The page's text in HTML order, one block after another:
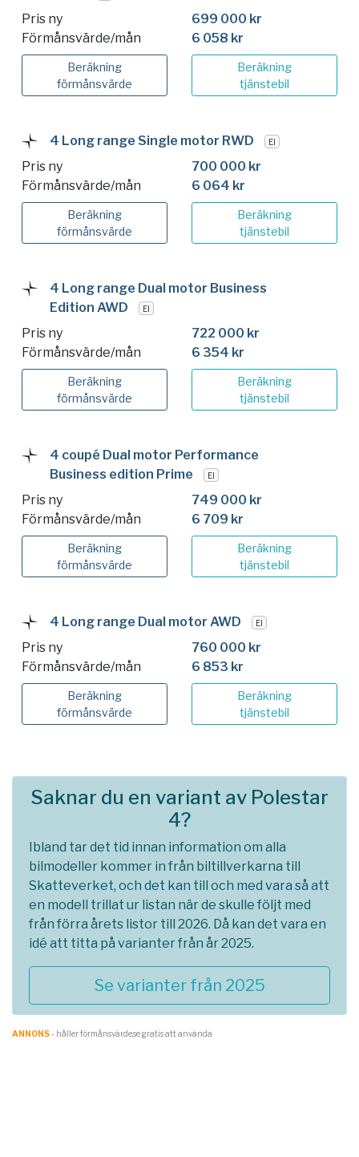
Pris ny
699 000 kr
Förmånsvärde/mån
6 058 kr
Beräkning
förmånsvärde
Beräkning
tjänstebil
4 Long range Single motor RWD El
Pris ny
700 000 kr
Förmånsvärde/mån
6 064 kr
Beräkning
förmånsvärde
Beräkning
tjänstebil
4 Long range Dual motor Business
Edition AWD
El
Pris ny
722 000 kr
Förmånsvärde/mån
6 354 kr
Beräkning
förmånsvärde
Beräkning
tjänstebil
4 coupé Dual motor Performance
Business edition Prime
El
Pris ny
749 000 kr
Förmånsvärde/mån
6 709 kr
Beräkning
förmånsvärde
Beräkning
tjänstebil
4 Long range Dual motor AWD El
Pris ny
760 000 kr
Förmånsvärde/mån
6 853 kr
Beräkning
förmånsvärde
Beräkning
tjänstebil
Saknar du en variant av Polestar
4?
Ibland tar det tid innan information om alla
bilmodeller kommer in från biltillverkarna till
Skatteverket, och det kan till och med vara så att
en modell trillat ur listan när de skulle följt med
från förra årets listor till 2026. Då kan det vara en
idé att titta på varianter från år 2025.
Se varianter från 2025
ANNONS- håller förmånsvärde.se gratis att använda